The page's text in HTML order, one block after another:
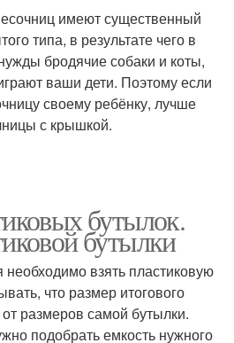
имеют существенный
типа, в результате чего в
бродячие собаки и коты,
ваши дети. Поэтому если
своему ребёнку, лучше
с крышкой.
бутылок.
бутылки
необходимо взять пластиковую
что размер итогового
от размеров самой бутылки.
подобрать емкость нужного